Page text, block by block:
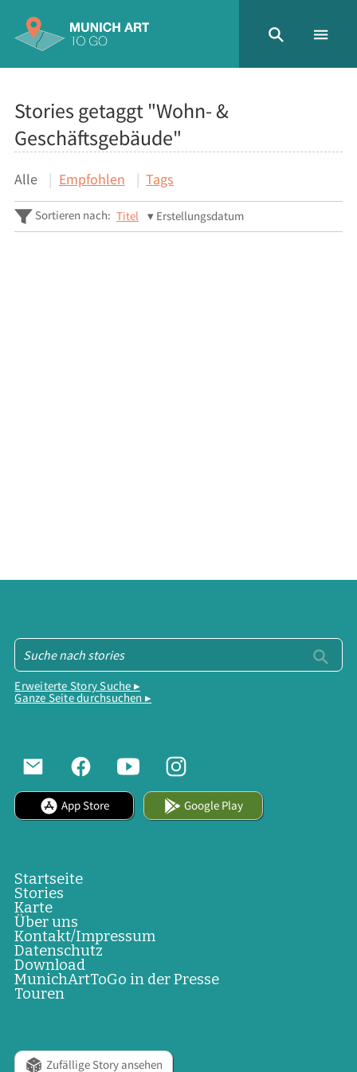
Stories getaggt "Wohn- &
Geschäftsgebäude"
Alle Empfohlen Tags
Sortieren nach: Titel Erstellungsdatum
Erweiterte Story Suche ▸
Ganze Seite durchsuchen ▸
App Store Google Play
Startseite
Stories
Karte
Über uns
Kontakt/Impressum
Datenschutz
Download
MunichArtToGo in der Presse
Touren
Zufällige Story ansehen